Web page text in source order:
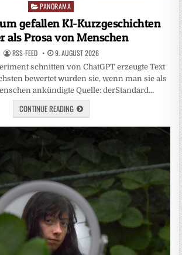
Posted
in
PANORAMA
gefallen KI-Kurzgeschichten
als Prosa von Menschen
RSS-FEED 9. AUGUST 2026
schnitten von ChatGPT erzeugte Text
bewertet wurden sie, wenn man sie als
ankündigte Quelle: derStandard…
CONTINUE READING